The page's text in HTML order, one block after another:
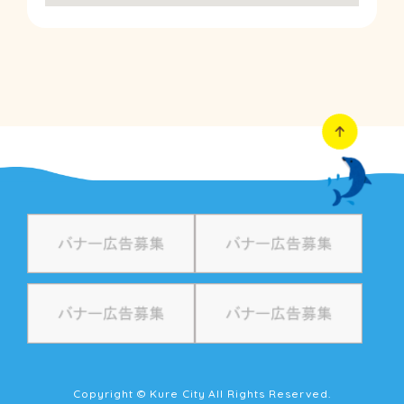
Copyright © Kure City All Rights Reserved.